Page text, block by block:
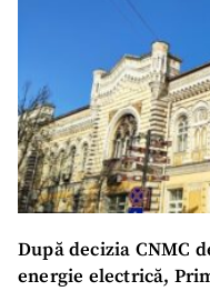
După decizia CNMC
energie electrică,